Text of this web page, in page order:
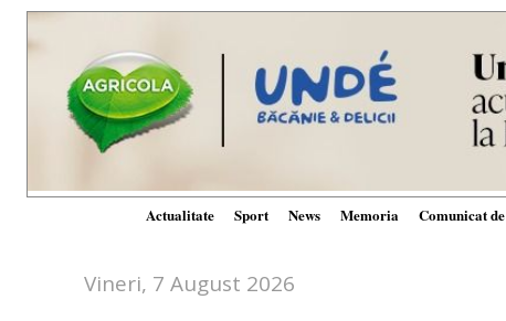
Actualitate Sport News Memoria Comunicat
Vineri, 7 August 2026